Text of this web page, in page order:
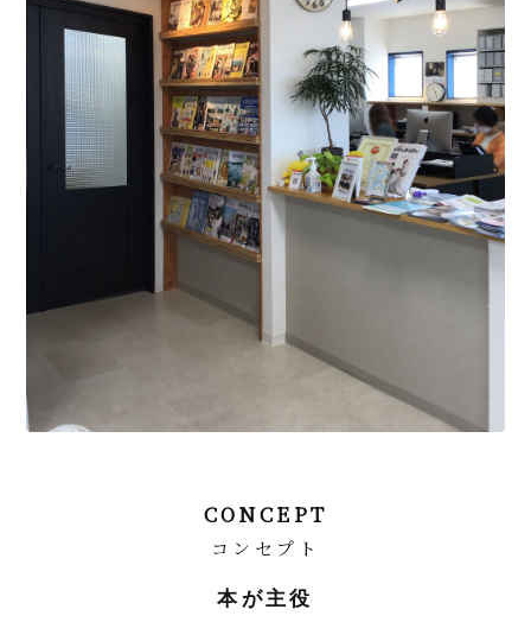
CONCEPT
コンセプト
本が主役